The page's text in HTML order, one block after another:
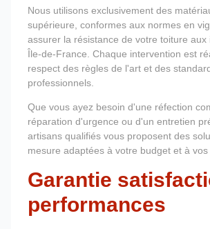
Nous utilisons exclusivement des
supérieure, conformes aux normes en
assurer la résistance de votre toiture aux
Île-de-France. Chaque intervention est
respect des règles de l'art et des
professionnels.
Que vous ayez besoin d'une réfection
réparation d'urgence ou d'un entretien
artisans qualifiés vous proposent des
mesure adaptées à votre budget et à vos
Garantie
performances